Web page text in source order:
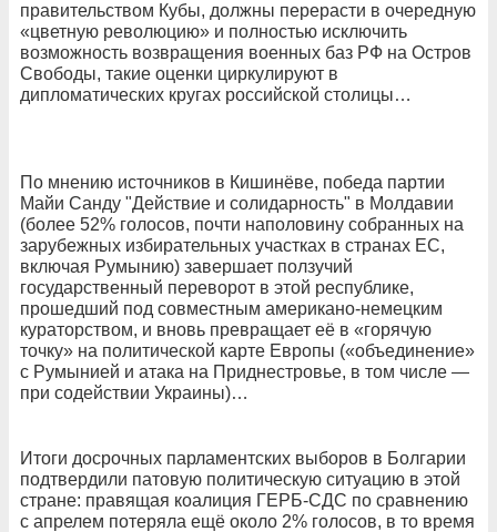
правительством Кубы, должны перерасти в очередную
«цветную революцию» и полностью исключить
возможность возвращения военных баз РФ на Остров
Свободы, такие оценки циркулируют в
дипломатических кругах российской столицы…
По мнению источников в Кишинёве, победа партии
Майи Санду "Действие и солидарность" в Молдавии
(более 52% голосов, почти наполовину собранных на
зарубежных избирательных участках в странах ЕС,
включая Румынию) завершает ползучий
государственный переворот в этой республике,
прошедший под совместным американо-немецким
кураторством, и вновь превращает её в «горячую
точку» на политической карте Европы («объединение»
с Румынией и атака на Приднестровье, в том числе —
при содействии Украины)…
Итоги досрочных парламентских выборов в Болгарии
подтвердили патовую политическую ситуацию в этой
стране: правящая коалиция ГЕРБ-СДС по сравнению
с апрелем потеряла ещё около 2% голосов, в то время